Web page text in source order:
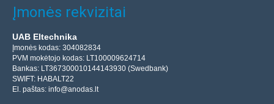
Įmonės rekvizitai
UAB Eltechnika
Įmonės kodas: 304082834
PVM mokėtojo kodas: LT100009624714
Bankas: LT367300010144143930 (Swedbank)
SWIFT: HABALT22
El. paštas: info@anodas.lt